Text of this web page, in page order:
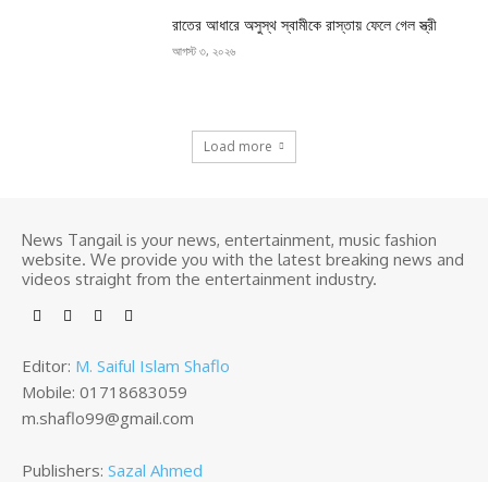
রাতের আধারে অসুস্থ স্বামীকে রাস্তায় ফেলে গেল স্ত্রী
আগস্ট ৩, ২০২৬
Load more
News Tangail is your news, entertainment, music fashion
website. We provide you with the latest breaking news and
videos straight from the entertainment industry.
Editor: M. Saiful Islam Shaflo
Mobile: 01718683059
m.shaflo99@gmail.com
Publishers: Sazal Ahmed